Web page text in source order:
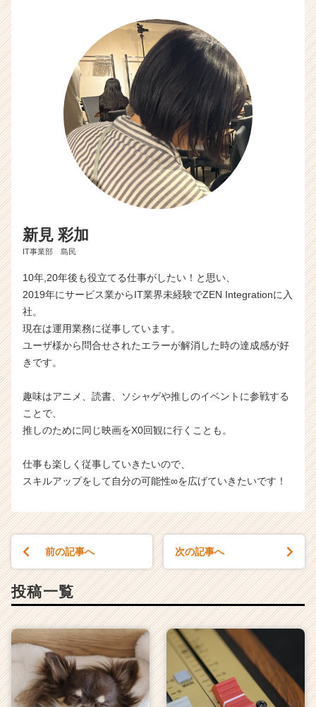
新見 彩加
IT事業部 島民
10年,20年後も役立てる仕事がしたい！と思い、
2019年にサービス業からIT業界未経験でZEN Integrationに入
社。
現在は運用業務に従事しています。
ユーザ様から問合せされたエラーが解消した時の達成感が好
きです。
趣味はアニメ、読書、ソシャゲや推しのイベントに参戦する
ことで、
推しのために同じ映画をX0回観に行くことも。
仕事も楽しく従事していきたいので、
スキルアップをして自分の可能性∞を広げていきたいです！
前の記事へ 次の記事へ
投稿一覧